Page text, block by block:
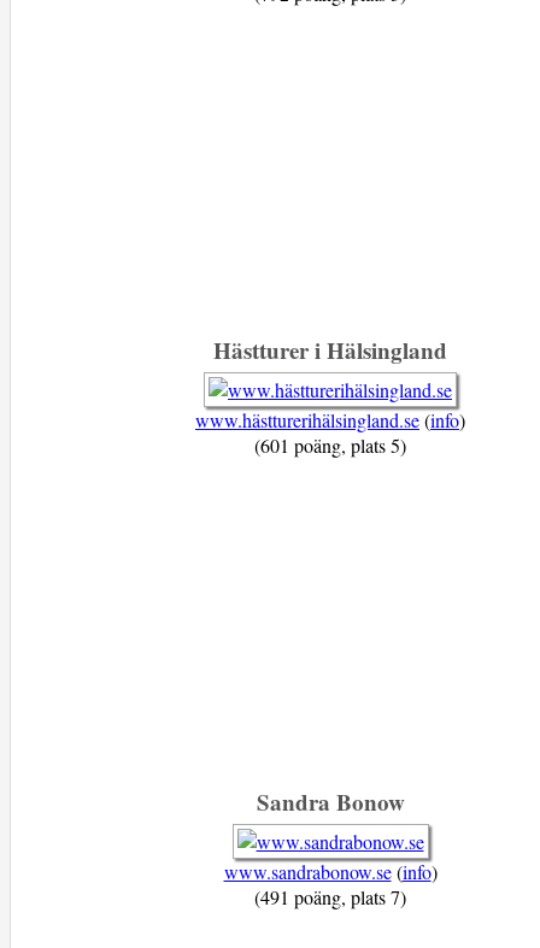
Hästturer i Hälsingland
www.hästturerihälsingland.se(info)
(601 poäng, plats 5)
Sandra Bonow
www.sandrabonow.se(info)
(491 poäng, plats 7)